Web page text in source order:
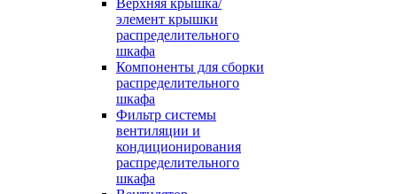
Верхняя крышка/
элемент крышки
распределительного
шкафа
Компоненты для сборки
распределительного
шкафа
Фильтр системы
вентиляции и
кондиционирования
распределительного
шкафа